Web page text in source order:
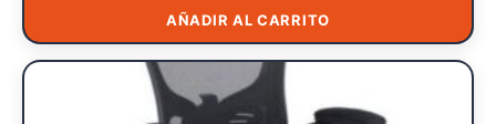
AÑADIR AL CARRITO